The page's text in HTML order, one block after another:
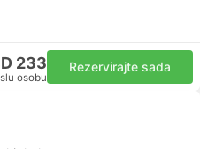
233
osobu
Rezervirajte sada